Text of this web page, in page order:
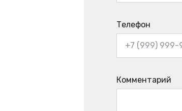
Телефон
Комментарий